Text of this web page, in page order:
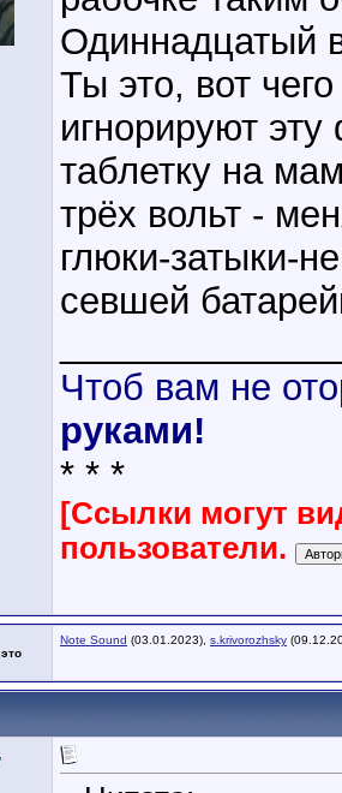
Одиннадцатый
Ты это, вот
игнорируют
таблетку на
трёх вольт -
глюки-затыки-
севшей
Чтоб вам не
руками!
* * *
[Ссылки могут
пользователи.
Note Sound (03.01.2023), s.krivorozhsky